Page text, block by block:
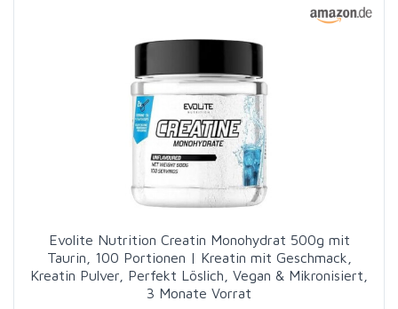
Evolite Nutrition Creatin Monohydrat 500g mit
Taurin, 100 Portionen | Kreatin mit Geschmack,
Kreatin Pulver, Perfekt Löslich, Vegan & Mikronisiert,
3 Monate Vorrat